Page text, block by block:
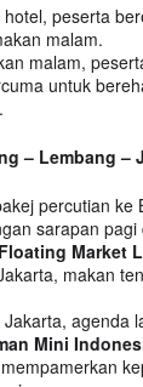
peserta
malam.
malam,
untuk
– Lembang –
percutian ke
sarapan pagi
Floating Market
makan
agenda
Mini